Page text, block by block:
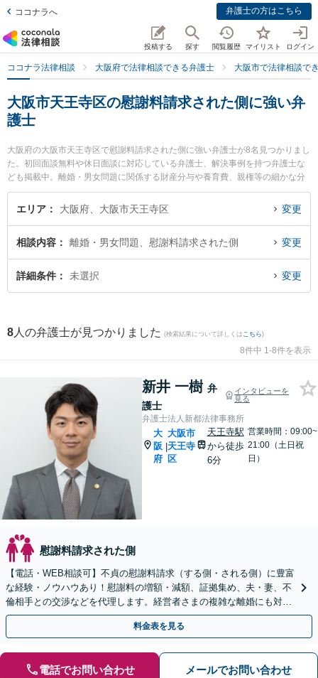
ココナラへ 弁護士の方はこちら
投稿する 探す 閲覧履歴 マイリスト ログイン
ココナラ法律相談 大阪府で法律相談できる弁護士 大阪市で法律相談で
大阪市天王寺区の慰謝料請求された側に強い弁
護士
大阪府の大阪市天王寺区で慰謝料請求された側に強い弁護士が8名見つかりまし
た。初回面談無料や休日面談に対応している弁護士、解決事例を持つ弁護士な
ども掲載中。離婚・男女問題に関係する財産分与や養育費、親権等の細かな分
野での絞り込み検索もでき便利です。特に弁護士法人新都法律事務所の新井 一
樹弁護士や松井隆雄法律事務所の松井 圭子弁護士、上本町総合法律事務所の池
を今すぐに弁護士に相談したい』『慰謝料請求された側のトラブル解決の実績
豊富な近くの弁護士を検索したい』『初回相談無料で慰謝料請求された側を法
律相談できる大阪市天王寺区内の弁護士に相談予約したい』などでお困りの相
エリア 大阪府、大阪市天王寺区 変更
相談内容 離婚・男女問題、慰謝料請求された側 変更
詳細条件 未選択 変更
8 人の弁護士が見つかりました (検索結果について詳しくは こちら)
8件中 1-8件を表示
新井 一樹 弁
護士
インタビューを
見る
弁護士法人新都法律事務所
大
阪
府
|
大阪市
天王寺
区
天王寺駅
から徒歩
6分
営業時間：09:00~
21:00（土日祝
日）
慰謝料請求された側
【電話・WEB相談可】不貞の慰謝料請求（する側・される側）に豊富
な経験・ノウハウあり！慰謝料の増額・減額、証拠集め、夫・妻、不
倫相手との交渉などを代理します。経営者さまの複雑な離婚にも対応
◎【休日相談あり】【英語・韓国語対応】
料金表を見る
電話でお問い合わせ メールでお問い合わせ